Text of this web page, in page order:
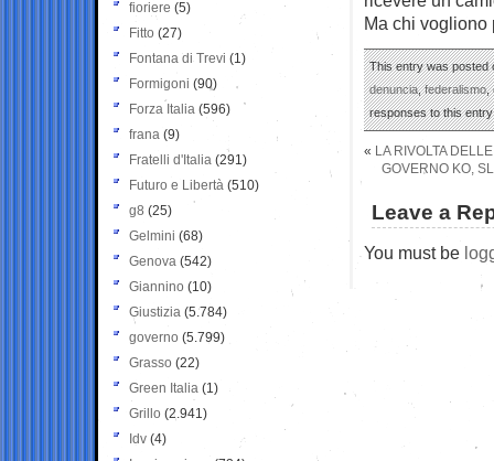
Ma chi vogliono
This entry was posted
denuncia,federalismo,
responses to this
« LA RIVOLTA
GOVERNO KO,
Leave a
You must be
fioriere (5)
Fitto (27)
Fontana di Trevi (1)
Formigoni (90)
Forza Italia (596)
frana (9)
Fratelli d'Italia (291)
Futuro e Libertà (510)
g8 (25)
Gelmini (68)
Genova (542)
Giannino (10)
Giustizia (5.784)
governo (5.799)
Grasso (22)
Green Italia (1)
Grillo (2.941)
Idv (4)